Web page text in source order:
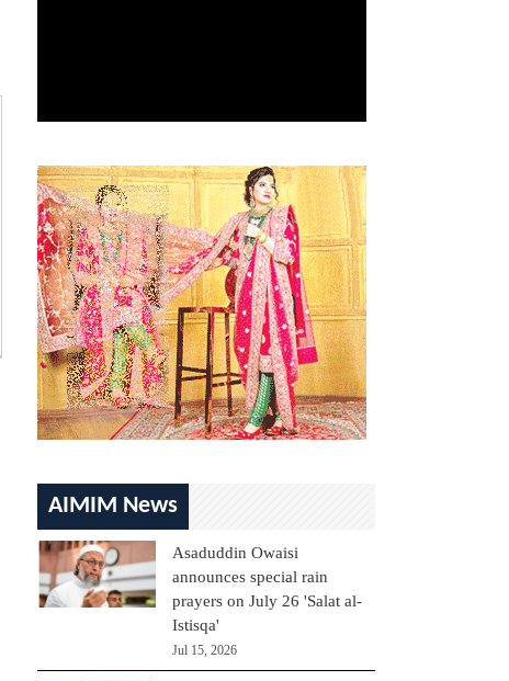
AIMIM News
Asaduddin Owaisi
announces special rain
prayers on July 26 'Salat al-
Istisqa'
Jul 15, 2026